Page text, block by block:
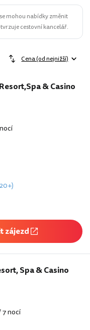
mohou nabídky změnit
cestovní kancelář.
Cena (od nejnižší)
& Casino
zájezd
Spa & Casino
7 nocí